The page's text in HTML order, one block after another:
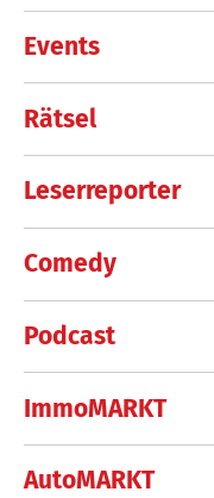
Events
Rätsel
Leserreporter
Comedy
Podcast
ImmoMARKT
AutoMARKT